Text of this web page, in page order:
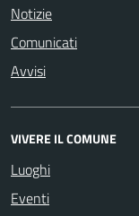
Notizie
Comunicati
Avvisi
VIVERE IL COMUNE
Luoghi
Eventi